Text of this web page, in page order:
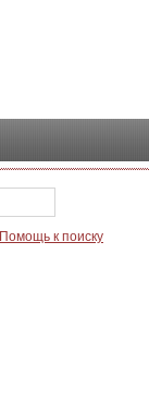
Помощь к поиску